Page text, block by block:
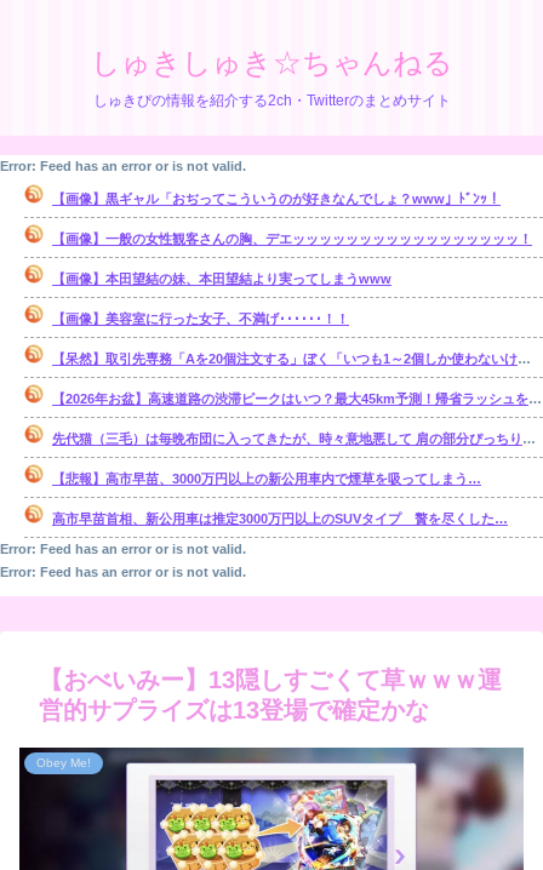
しゅきしゅき☆ちゃんねる
しゅきぴの情報を紹介する2ch・Twitterのまとめサイト
Error: Feed has an error or is not valid.
【画像】黒ギャル「おぢってこういうのが好きなんでしょ？www」ﾄﾞﾝｯ！
【画像】一般の女性観客さんの胸、デエッッッッッッッッッッッッッッッッッ！
【画像】本田望結の妹、本田望結より実ってしまうwww
【画像】美容室に行った女子、不満げ･･････！！
【呆然】取引先専務「Aを20個注文する」ぼく「いつも1～2個しか使わないけど本当に20であってる？」取専「あってる」⇒結果！
【2026年お盆】高速道路の渋滞ピークはいつ？最大45km予測！帰省ラッシュを避ける狙い目を解説
先代猫（三毛）は毎晩布団に入ってきたが、時々意地悪して 肩の部分ぴっちり布団ガードして入れなくしてると・・・【再】
【悲報】高市早苗、3000万円以上の新公用車内で煙草を吸ってしまう…
高市早苗首相、新公用車は推定3000万円以上のSUVタイプ 贅を尽くした…
Error: Feed has an error or is not valid.
Error: Feed has an error or is not valid.
【おべいみー】13隠しすごくて草ｗｗｗ運
営的サプライズは13登場で確定かな
Obey Me!